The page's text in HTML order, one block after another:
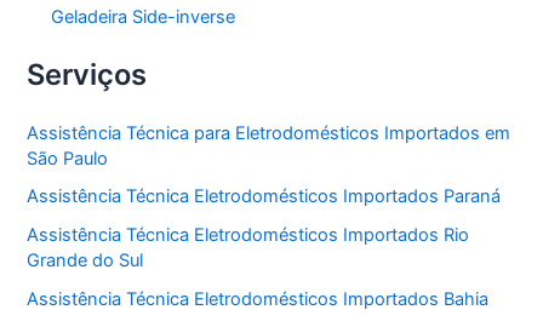
Geladeira Side-inverse
Serviços
Assistência Técnica para Eletrodomésticos Importados em
São Paulo
Assistência Técnica Eletrodomésticos Importados Paraná
Assistência Técnica Eletrodomésticos Importados Rio
Grande do Sul
Assistência Técnica Eletrodomésticos Importados Bahia